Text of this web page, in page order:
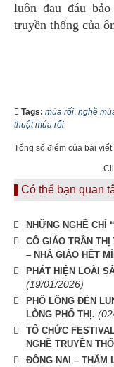
luôn đau đáu
truyền thống của
Tags: múa rối, nghề
thuật múa rối
Tổng số điểm của bài
Có thể bạn quan
NHỮNG NGHỀ CHỈ
CÔ GIÁO TRẦN
– NHÀ GIÁO HẾT
PHÁT HIỆN LOÀI
(19/01/2026)
PHỐ LỒNG ĐÈN
LÒNG PHỐ THỊ.
TỔ CHỨC
NGHỀ TRUYỀN
ĐỒNG NAI – THĂM